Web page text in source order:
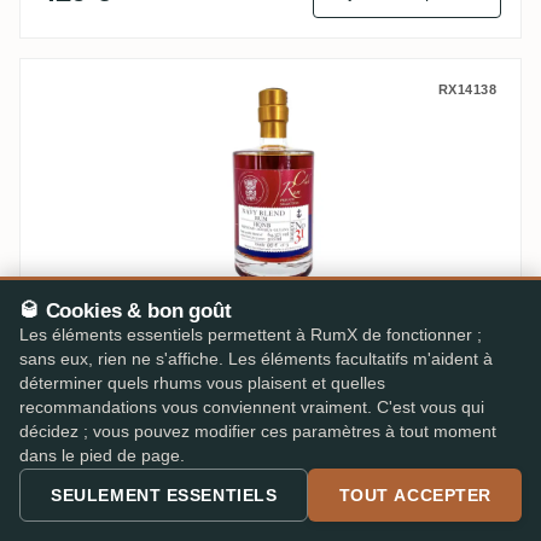
Rumclub Private Selection Ed. 31 (Navy
RX14138
Rumclub Private Selection Ed. 31 (Navy Blend
Rum HQNB)
Plusieurs pays · 20–32 ans · 64,35%
9,0/10·76 avis
Blend navy vieux, intense et complexe
499 €
🥃 Cookies & bon goût
Les éléments essentiels permettent à RumX de fonctionner ;
sans eux, rien ne s'affiche. Les éléments facultatifs m'aident à
déterminer quels rhums vous plaisent et quelles
recommandations vous conviennent vraiment. C'est vous qui
décidez ; vous pouvez modifier ces paramètres à tout moment
dans le pied de page.
SEULEMENT ESSENTIELS TOUT ACCEPTER